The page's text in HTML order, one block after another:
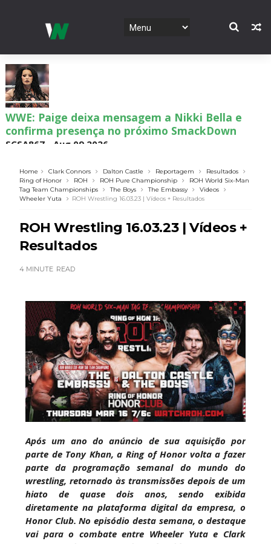
WWE: Paige deixa mensagem a Nikki Bella e
confirma presença no próximo SmackDown
SCSA867- Aug 09 2026
WWE: Chelsea Green é apresentada como WWE
SCSA867- Aug 09 2026
SCSA867-Aug 09 2026
WWE: Possível data de regresso de Rhea Ripley
revelada
SCSA867-Aug 09 2026
WWE: Roman Reigns anunciado para o Survivor
Series
SCSA867- Aug 09 2026
WWE: WWE anuncia estreia histórica do Raw na
Irlanda
Home Clark Connors Dalton Castle Reportagem
Resultados
Ring of Honor
ROH ROH Pure Championship
ROH World Six-Man
Tag Team Championships
The Boys The Embassy
Videos
Wheeler Yuta
ROH Wrestling 16.03.23 | Vídeos + Resultados
ROH Wrestling 16.03.23 | Vídeos +
Resultados
4 MINUTE READ
Após um ano do anúncio de sua aquisição por
parte de Tony Khan, a Ring of Honor volta a fazer
parte da programação semanal do mundo do
wrestling, retornado às transmissões depois de um
hiato de quase dois anos, sendo exibida
diretamente na plataforma digital da empresa, o
Honor Club. No episódio desta semana, o destaque
vai para o combate entre Wheeler Yuta e Clark